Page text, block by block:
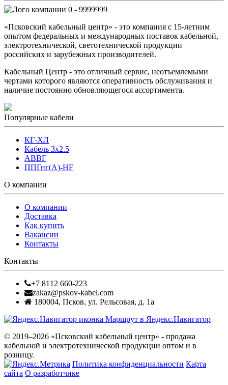
0 - 9999999
«Псковский кабельный центр» - это компания с 15-летним
опытом федеральных и международных поставок кабельной,
электротехнической, светотехнической продукции
российских и зарубежных производителей.
Кабельный Центр - это отличный сервис, неотъемлемыми
чертами которого являются оперативность обслуживания и
наличие постоянно обновляющегося ассортимента.
Популярные кабели
КГ-ХЛ
Кабель 3x2.5
АВВГ
ППГнг(А)-HF
О компании
О компании
Доставка
Как купить
Вакансии
Контакты
Контакты
+7 8112 660-223
zakaz@pskov-kabel.com
180004, Псков, ул. Рельсовая, д. 1а
Маршрут в Яндекс.Навигатор
© 2019–2026 «Псковский кабельный центр» - продажа
кабельной и электротехнической продукции оптом и в
розницу.
Политика конфиденциальности Карта
сайта О разработчике